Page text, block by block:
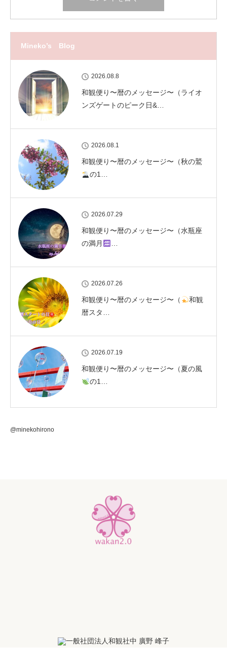
Mineko’s Blog
2026.08.8
和観便り〜暦のメッセージ〜（ライオ
ンズゲートのピーク日&…
2026.08.1
和観便り〜暦のメッセージ〜（秋の鷲
の1…
2026.07.29
和観便り〜暦のメッセージ〜（水瓶座
の満月
…
2026.07.26
和観便り〜暦のメッセージ〜（
和観
暦スタ…
2026.07.19
和観便り〜暦のメッセージ〜（夏の風
の1…
@minekohirono